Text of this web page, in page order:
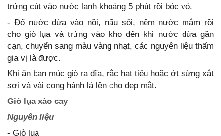
trứng cút vào nước lạnh khoảng 5 phút rồi bóc vỏ.
- Đổ nước dừa vào nồi, nấu sôi, nêm nước mắm rồi
cho giò lụa và trứng vào kho đến khi nước dừa gần
cạn, chuyển sang màu vàng nhạt, các nguyên liệu thấm
gia vị là được.
Khi ăn bạn múc giò ra đĩa, rắc hạt tiêu hoặc ớt sừng xắt
sợi và vài cọng hành lá lên cho đẹp mắt.
Giò lụa xào cay
Nguyên liệu
- Giò lụa